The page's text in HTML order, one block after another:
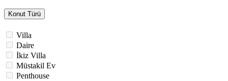
Konut Türü
Villa
Daire
İkiz Villa
Müstakil Ev
Penthouse